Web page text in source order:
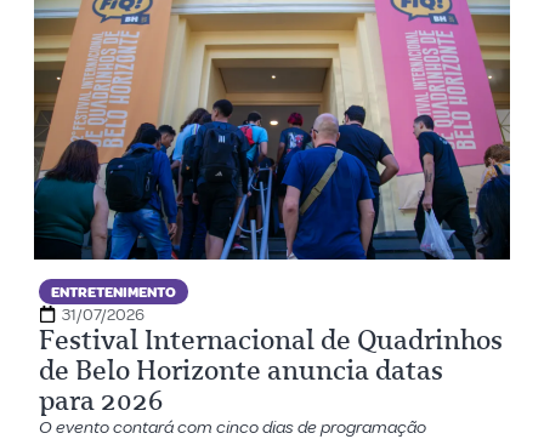
ENTRETENIMENTO
31/07/2026
Festival Internacional de Quadrinhos
de Belo Horizonte anuncia datas
para 2026
O evento contará com cinco dias de programação